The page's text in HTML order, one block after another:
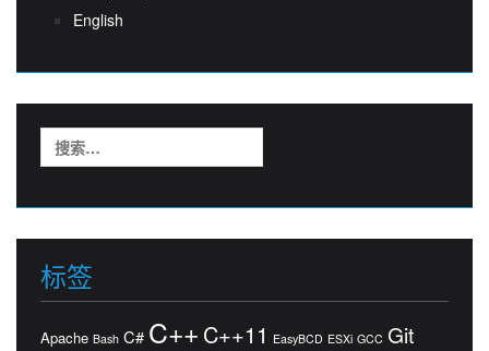
English
索：
标签
Apache Bash C# C++ C++11 EasyBCD ESXi GCC Git